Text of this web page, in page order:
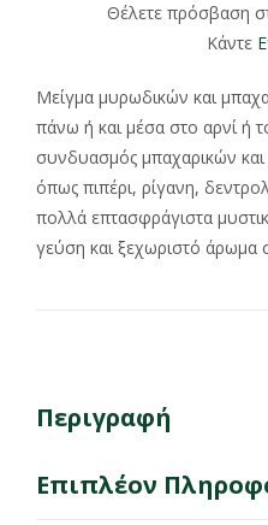
Θέλετε πρόσβαση
Κάντε
Μείγμα μυρωδικών και
πάνω ή και μέσα στο αρνί ή
συνδυασμός μπαχαρικών
όπως πιπέρι, ρίγανη,
πολλά επτασφράγιστα
γεύση και ξεχωριστό άρωμα
Περιγραφή
Επιπλέον